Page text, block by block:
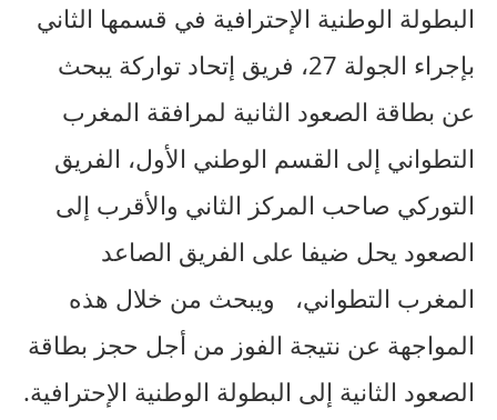
البطولة الوطنية الإحترافية في قسمها الثاني
بإجراء الجولة 27، فريق إتحاد تواركة يبحث
عن بطاقة الصعود الثانية لمرافقة المغرب
التطواني إلى القسم الوطني الأول، الفريق
التوركي صاحب المركز الثاني والأقرب إلى
الصعود يحل ضيفا على الفريق الصاعد
المغرب التطواني، ويبحث من خلال هذه
المواجهة عن نتيجة الفوز من أجل حجز بطاقة
الصعود الثانية إلى البطولة الوطنية الإحترافية.